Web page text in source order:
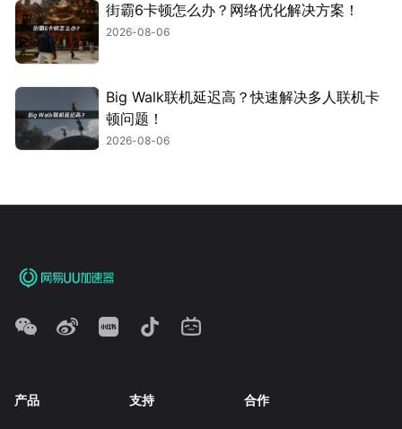
街霸6卡顿怎么办？网络优化解决方案！
2026-08-06
Big Walk联机延迟高？快速解决多人联机卡
顿问题！
2026-08-06
产品 支持 合作